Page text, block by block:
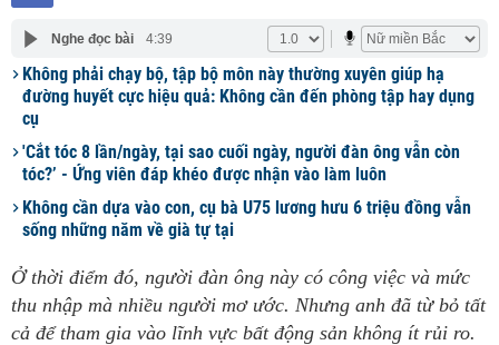
Nghe đọc bài 4:39
Không phải chạy bộ, tập bộ môn này thường xuyên giúp hạ
đường huyết cực hiệu quả: Không cần đến phòng tập hay dụng
cụ
'Cắt tóc 8 lần/ngày, tại sao cuối ngày, người đàn ông vẫn còn
tóc?’ - Ứng viên đáp khéo được nhận vào làm luôn
Không cần dựa vào con, cụ bà U75 lương hưu 6 triệu đồng vẫn
sống những năm về già tự tại
Ở thời điểm đó, người đàn ông này có công việc và mức
thu nhập mà nhiều người mơ ước. Nhưng anh đã từ bỏ tất
cả để tham gia vào lĩnh vực bất động sản không ít rủi ro.